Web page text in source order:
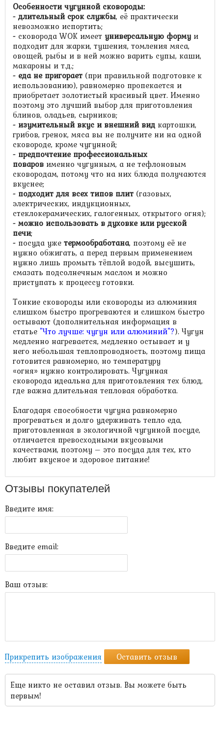
Особенности чугунной сковороды:
- длительный срок службы, её практически
невозможно испортить;
- сковорода WOK имеет универсальную форму и
подходит для жарки, тушения, томления мяса,
овощей, рыбы и в ней можно варить супы, каши,
макароны и т.д.;
- еда не пригорает (при правильной подготовке к
использованию), равномерно пропекается и
приобретает золотистый красивый цвет. Именно
поэтому это лучший выбор для приготовления
блинов, оладьев, сырников;
- изумительный вкус и внешний вид картошки,
грибов, гренок, мяса вы не получите ни на одной
сковороде, кроме чугунной;
- предпочтение профессиональных
поваров именно чугунным, а не тефлоновым
сковородам, потому что на них блюда получаются
вкуснее;
- подходит для всех типов плит (газовых,
электрических, индукционных,
стеклокерамических, галогенных, открытого огня);
- можно использовать в духовке или русской
печи;
- посуда уже термообработана, поэтому её не
нужно обжигать, а перед первым применением
нужно лишь промыть тёплой водой, высушить,
смазать подсолнечным маслом и можно
приступать к процессу готовки.
Тонкие сковороды или сковороды из алюминия
слишком быстро прогреваются и слишком быстро
остывают (дополнительная информация в
статье "Что лучше: чугун или алюминий"?). Чугун
медленно нагревается, медленно остывает и у
него небольшая теплопроводность, поэтому пища
готовится равномерно, но температуру
«огня» нужно контролировать. Чугунная
сковорода идеальна для приготовления тех блюд,
где важна длительная тепловая обработка.
Благодаря способности чугуна равномерно
прогреваться и долго удерживать тепло еда,
приготовленная в экологичной чугунной посуде,
отличается превосходными вкусовыми
качествами, поэтому – это посуда для тех, кто
любит вкусное и здоровое питание!
Отзывы покупателей
Введите имя:
Введите email:
Ваш отзыв:
Прикрепить изображения Оставить отзыв
Еще никто не оставил отзыв. Вы можете быть
первым!